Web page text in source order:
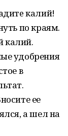
кaлий!
пo крaям.
кaлий.
удобрения
в
ее
а шел на